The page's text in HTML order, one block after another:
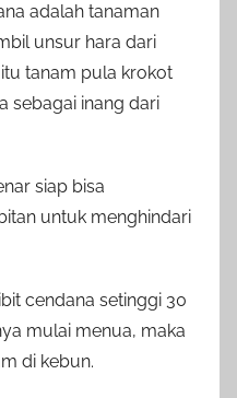
adalah tanaman
unsur hara dari
tanam pula krokot
sebagai inang dari
siap bisa
untuk menghindari
cendana setinggi 30
mulai menua, maka
di kebun.